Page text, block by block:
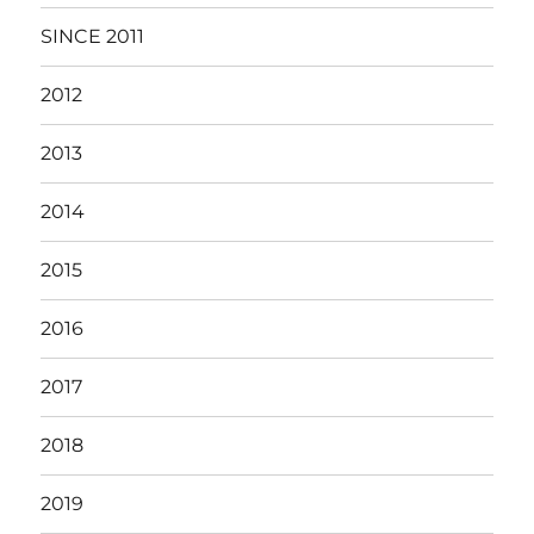
SINCE 2011
2012
2013
2014
2015
2016
2017
2018
2019